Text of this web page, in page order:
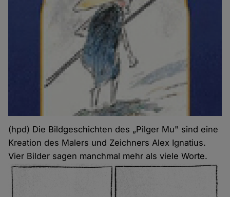
(hpd) Die Bildgeschichten des „Pilger Mu" sind eine
Kreation des Malers und Zeichners Alex Ignatius.
Vier Bilder sagen manchmal mehr als viele Worte.